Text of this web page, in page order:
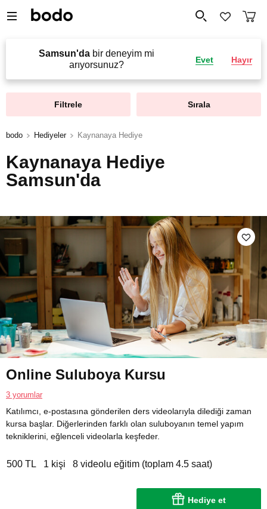
Samsun'dabir deneyim mi
arıyorsunuz?
Evet Hayır
Filtrele Sırala
bodo Hediyeler Kaynanaya Hediye
Kaynanaya Hediye
Samsun'da
Online Suluboya Kursu
3 yorumlar
Katılımcı, e-postasına gönderilen ders videolarıyla dilediği zaman
kursa başlar. Diğerlerinden farklı olan suluboyanın temel yapım
tekniklerini, eğlenceli videolarla keşfeder.
500 TL 1 kişi 8 videolu eğitim (toplam 4.5 saat)
Hediye et